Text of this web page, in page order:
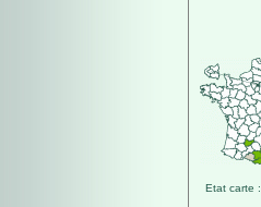
Etat carte